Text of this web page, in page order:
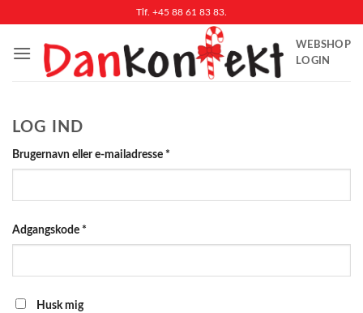
indhold
Tlf. +45 88 61 83 83.
WEBSHOP
LOGIN
LOG IND
Brugernavn eller e-mailadresse *
Adgangskode *
Husk mig